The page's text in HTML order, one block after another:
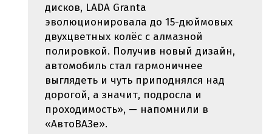
дисков, LADA Granta
эволюционировала до 15-дюймовых
двухцветных колёс с алмазной
полировкой. Получив новый дизайн,
автомобиль стал гармоничнее
выглядеть и чуть приподнялся над
дорогой, а значит, подросла и
проходимость», — напомнили в
«АвтоВАЗе».